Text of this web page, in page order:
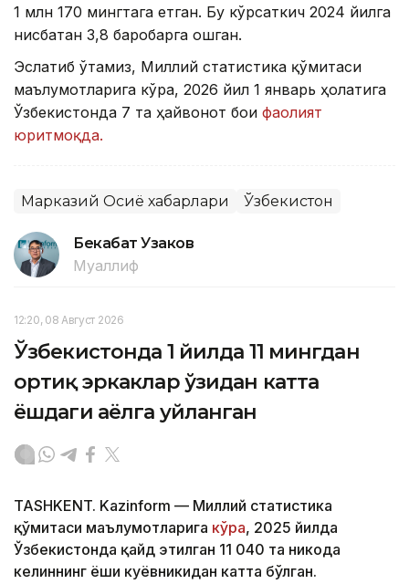
1 млн 170 мингтага етган. Бу кўрсаткич 2024 йилга
нисбатан 3,8 баробарга ошган.
Эслатиб ўтамиз, Миллий статистика қўмитаси
маълумотларига кўра, 2026 йил 1 январь ҳолатига
Ўзбекистонда 7 та ҳайвонот боғи фаолият
юритмоқда.
Марказий Осиё хабарлари Ўзбекистон
Бекабат Узаков
Муаллиф
12:20, 08 Август 2026
Ўзбекистонда 1 йилда 11 мингдан
ортиқ эркаклар ўзидан катта
ёшдаги аёлга уйланган
TASHKENT. Kazinform — Миллий статистика
қўмитаси маълумотларига кўра, 2025 йилда
Ўзбекистонда қайд этилган 11 040 та никоҳда
келиннинг ёши куёвникидан катта бўлган.